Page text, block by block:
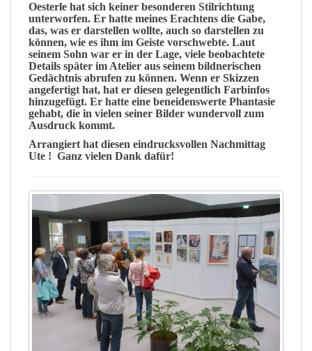
Oesterle hat sich keiner besonderen Stilrichtung
unterworfen. Er hatte meines Erachtens die Gabe,
das, was er darstellen wollte, auch so darstellen zu
können, wie es ihm im Geiste vorschwebte. Laut
seinem Sohn war er in der Lage, viele beobachtete
Details später im Atelier aus seinem bildnerischen
Gedächtnis abrufen zu können. Wenn er Skizzen
angefertigt hat, hat er diesen gelegentlich Farbinfos
hinzugefügt. Er hatte eine beneidenswerte Phantasie
gehabt, die in vielen seiner Bilder wundervoll zum
Ausdruck kommt.
Arrangiert hat diesen eindrucksvollen Nachmittag
Ute ! Ganz vielen Dank dafür!